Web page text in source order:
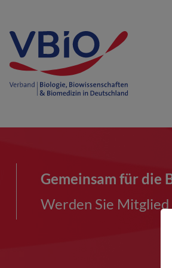
Gemeinsam für die
Werden Sie Mitglied